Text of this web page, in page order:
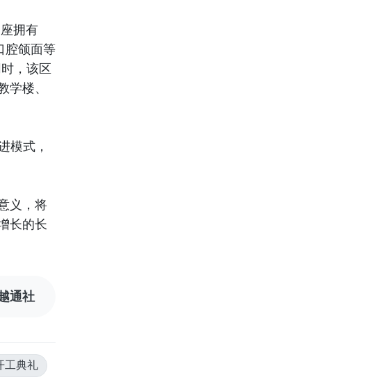
拥有
腔颌面等
，该区
楼、
模式，
义，将
长的长
通社
工典礼